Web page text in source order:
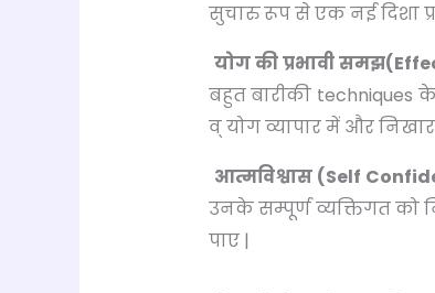
सुचारु रूप से एक नई दिशा
योग की प्रभावी
बहुत बारीकी techniques
व् योग व्यापार में और
आत्मविश्वास (Self
उनके सम्पूर्ण व्यक्तिगत को
पाए |